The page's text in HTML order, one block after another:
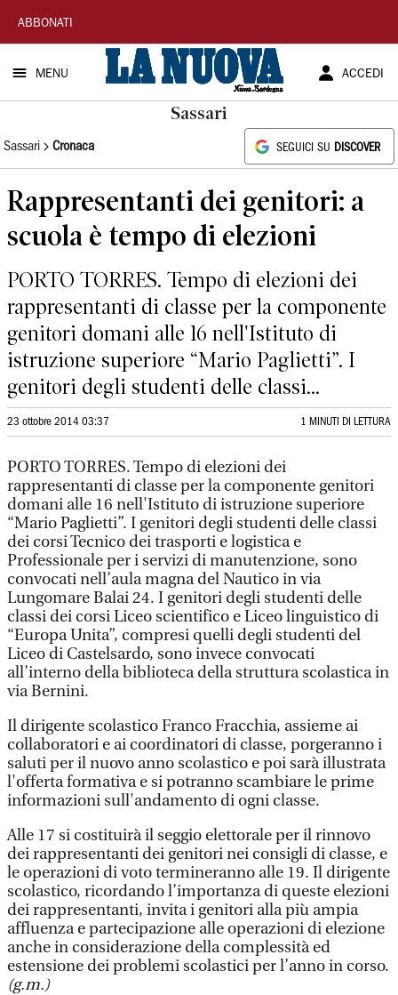
La
Nuova
Sardegna
ABBONATI
MENU ACCEDI
Sassari
Sassari Cronaca SEGUICI SU DISCOVER
Rappresentanti dei genitori: a
scuola è tempo di elezioni
PORTO TORRES. Tempo di elezioni dei
rappresentanti di classe per la componente
genitori domani alle 16 nell'Istituto di
istruzione superiore “Mario Paglietti”. I
genitori degli studenti delle classi...
23 ottobre 2014 03:37 1 MINUTI DI LETTURA
PORTO TORRES. Tempo di elezioni dei
rappresentanti di classe per la componente genitori
domani alle 16 nell'Istituto di istruzione superiore
“Mario Paglietti”. I genitori degli studenti delle classi
dei corsi Tecnico dei trasporti e logistica e
Professionale per i servizi di manutenzione, sono
convocati nell’aula magna del Nautico in via
Lungomare Balai 24. I genitori degli studenti delle
classi dei corsi Liceo scientifico e Liceo linguistico di
“Europa Unita”, compresi quelli degli studenti del
Liceo di Castelsardo, sono invece convocati
all’interno della biblioteca della struttura scolastica in
via Bernini.
Il dirigente scolastico Franco Fracchia, assieme ai
collaboratori e ai coordinatori di classe, porgeranno i
saluti per il nuovo anno scolastico e poi sarà illustrata
l'offerta formativa e si potranno scambiare le prime
informazioni sull'andamento di ogni classe.
Alle 17 si costituirà il seggio elettorale per il rinnovo
dei rappresentanti dei genitori nei consigli di classe, e
le operazioni di voto termineranno alle 19. Il dirigente
scolastico, ricordando l’importanza di queste elezioni
dei rappresentanti, invita i genitori alla più ampia
affluenza e partecipazione alle operazioni di elezione
anche in considerazione della complessità ed
estensione dei problemi scolastici per l’anno in corso.
(g.m.)